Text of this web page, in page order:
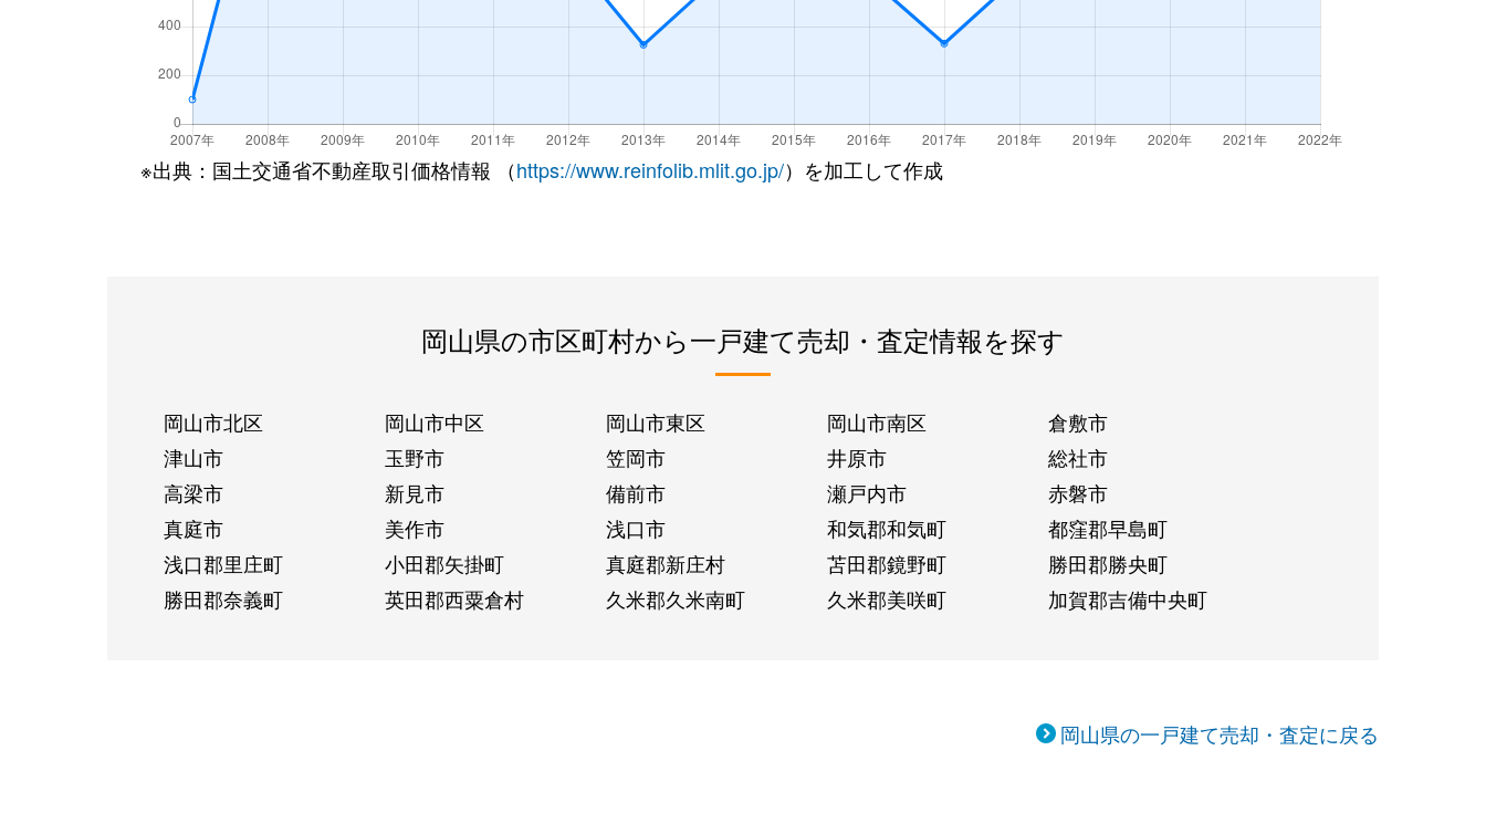
※出典：国土交通省不動産取引価格情報 （https://www.reinfolib.mlit.go.jp/）を加工して作成
岡山県の市区町村から一戸建て売却・査定情報を探す
岡山市北区 岡山市中区 岡山市東区 岡山市南区
倉敷市
津山市
玉野市 笠岡市 井原市
総社市
高梁市
新見市 備前市 瀬戸内市
赤磐市
真庭市
美作市 浅口市 和気郡和気町
都窪郡早島町
浅口郡里庄町
小田郡矢掛町 真庭郡新庄村 苫田郡鏡野町
勝田郡勝央町
勝田郡奈義町
英田郡西粟倉村 久米郡久米南町 久米郡美咲町 加賀郡吉備中央町
岡山県の一戸建て売却・査定に戻る